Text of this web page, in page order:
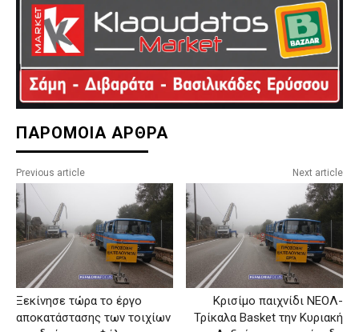
ΠΑΡΟΜΟΙΑ ΑΡΘΡΑ
Previous article
Ξεκίνησε τώρα το έργο
αποκατάστασης των τοιχίων
Next article
Κρισίμο παιχνίδι ΝΕΟΛ-
Τρίκαλα Basket την Κυριακή